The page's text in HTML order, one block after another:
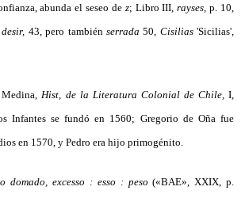
abun­da el seseo de z; Libro III,rayses,p. 10,
desir, 43, pero también serrada50, Cisilias'Sicilias',
Hist, de la Literatura Colonial de Chile,I,
Infantes se fundó en 1560; Gregorio de Oña fue
en 1570, y Pedro era hijo primogénito.
domado, excesso : esso : peso(«BAE», XXIX, p.